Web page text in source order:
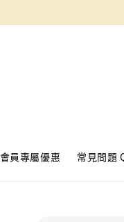
會員專屬優惠 常見問題